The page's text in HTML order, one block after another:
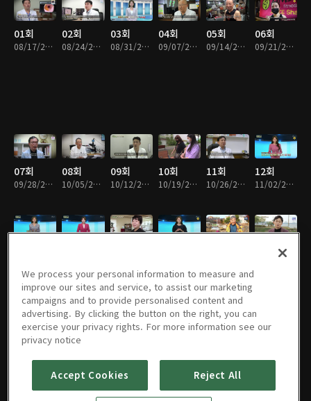
01회
08/17/2020 • 47분
02회
08/24/2020 • 47분
03회
08/31/2020 • 48분
04회
09/07/2020 • 46분
05회
09/14/2020 • 47분
06회
09/21/2020 • 47분
07회
09/28/2020 • 48분
08회
10/05/2020 • 47분
09회
10/12/2020 • 47분
10회
10/19/2020 • 46분
11회
10/26/2020 • 48분
12회
11/02/2020 • 48분
19회
12/21/2020 • 46분
20회 21회 22회 23회 24회
We process your personal information to measure and
improve our sites and service, to assist our marketing
campaigns and to provide personalised content and
advertising. By clicking the button on the right, you can
exercise your privacy rights. For more information see our
privacy notice
Accept Cookies Reject All